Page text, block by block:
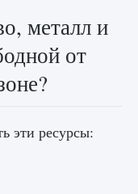
металл и
от
эти ресурсы: